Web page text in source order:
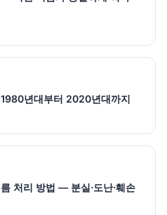
년대부터 2020년대까지
처리 방법 — 분실·도난·훼손